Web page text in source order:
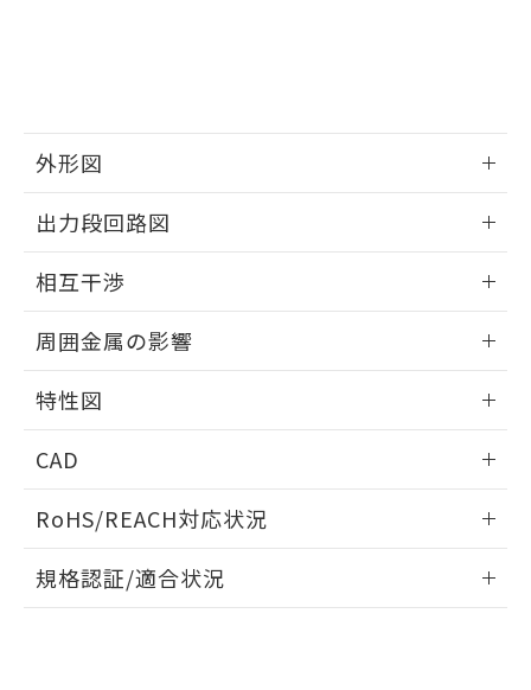
外形図
外形図
出力段回路図
出力段回路図
相互干渉
相互干渉
A: 70mm以上、B: 45mm以上
周囲金属の影響
周囲金属の影響
特性図
検出物体の大きさと材質による影響
CAD
ドすることができます。
ログイン/会員登録
RoHS/REACH対応状況
EU RoHS 注意事項・凡例
規格認証/適合状況
引・商談に必要な範囲で利用すること
※当社の共同利用者とは、"個人情報
の共同利用に関して"
用者の範囲」に記載されている法人を
とができます。
EU RoHS指令（10物質）の非含有証明書
※本証明書は発行日時点で非含有を証明す
るもので、過去に遡って非含有を証明する
ものではありません。
物質の対応では、対応完了までの期間は出
荷製品に未対応品が混在することから備考
欄に対応日を記載しておりました。
既に当社にて対応品への在庫切替を完了
していることから、特段のことがない限
合意する キャンセル